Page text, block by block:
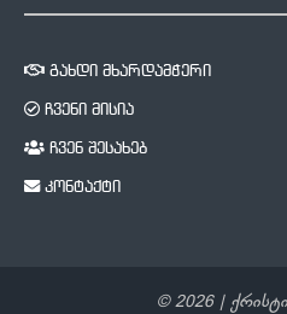
გახდი მხარდამჭერი
ჩვენი მისია
ჩვენ შესახებ
კონტაქტი
©2026|